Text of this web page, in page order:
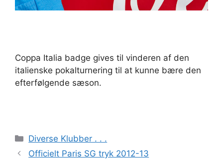
Coppa Italia badge gives til vinderen af den
italienske pokalturnering til at kunne bære den
efterfølgende sæson.
Kategorier
Diverse Klubber . . .
Officielt Paris SG tryk 2012-13